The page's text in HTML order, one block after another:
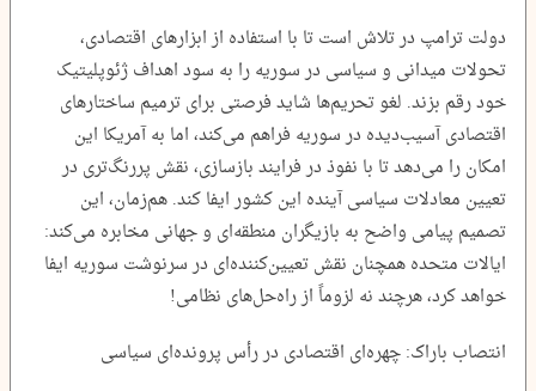
دولت ترامپ در تلاش است تا با استفاده از ابزارهای اقتصادی،
تحولات میدانی و سیاسی در سوریه را به سود اهداف ژئوپلیتیک
خود رقم بزند. لغو تحریم‌ها شاید فرصتی برای ترمیم ساختارهای
اقتصادی آسیب‌دیده در سوریه فراهم می‌کند، اما به آمریکا این
امکان را می‌دهد تا با نفوذ در فرایند بازسازی، نقش پررنگ‌تری در
تعیین معادلات سیاسی آینده این کشور ایفا کند. هم‌زمان، این
تصمیم پیامی واضح به بازیگران منطقه‌ای و جهانی مخابره می‌کند:
ایالات متحده همچنان نقش تعیین‌کننده‌ای در سرنوشت سوریه ایفا
خواهد کرد، هرچند نه لزوماً از راه‌حل‌های نظامی!
انتصاب باراک: چهره‌ای اقتصادی در رأس پرونده‌ای سیاسی